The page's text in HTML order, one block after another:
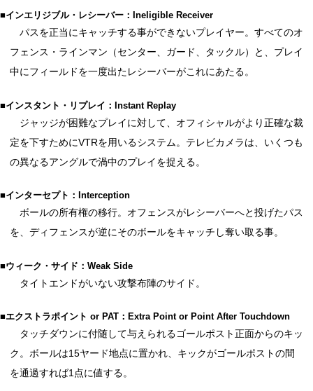
■インエリジブル・レシーバー：Ineligible Receiver
パスを正当にキャッチする事ができないプレイヤー。すべてのオ
フェンス・ラインマン（センター、ガード、タックル）と、プレイ
中にフィールドを一度出たレシーバーがこれにあたる。
■インスタント・リプレイ：Instant Replay
ジャッジが困難なプレイに対して、オフィシャルがより正確な裁
定を下すためにVTRを用いるシステム。テレビカメラは、いくつも
の異なるアングルで渦中のプレイを捉える。
■インターセプト：Interception
ボールの所有権の移行。オフェンスがレシーバーへと投げたパス
を、ディフェンスが逆にそのボールをキャッチし奪い取る事。
■ウィーク・サイド：Weak Side
タイトエンドがいない攻撃布陣のサイド。
■エクストラポイント or PAT：Extra Point or Point After Touchdown
タッチダウンに付随して与えられるゴールポスト正面からのキッ
ク。ボールは15ヤード地点に置かれ、キックがゴールポストの間
を通過すれば1点に値する。